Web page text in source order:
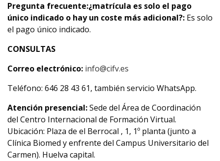
Pregunta frecuente:¿matrícula es solo el pago
único indicado o hay un coste más adicional?: Es solo
el pago único indicado.
CONSULTAS
Correo electrónico: info@cifv.es
Teléfono: 646 28 43 61, también servicio WhatsApp.
Atención presencial:Sede del Área de Coordinación
del Centro Internacional de Formación Virtual.
Ubicación: Plaza de el Berrocal , 1, 1º planta (junto a
Clínica Biomed y enfrente del Campus Universitario del
Carmen). Huelva capital.